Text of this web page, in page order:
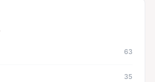
63
35